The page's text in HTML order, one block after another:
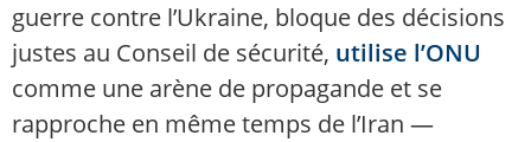
guerre contre l’Ukraine, bloque des décisions
justes au Conseil de sécurité, utilise l’ONU
comme une arène de propagande et se
rapproche en même temps de l’Iran —